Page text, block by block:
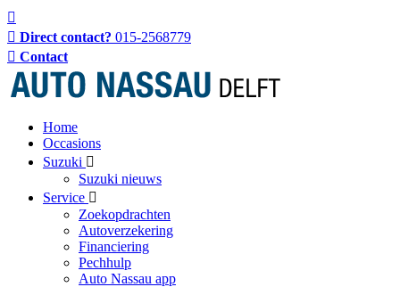
Direct contact? 015-2568779
Contact
Home
Occasions
Suzuki
Suzuki nieuws
Service
Zoekopdrachten
Autoverzekering
Financiering
Pechhulp
Auto Nassau app